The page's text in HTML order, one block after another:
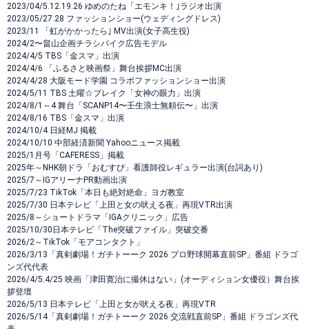
2023/04/5.12.19.26 ゆめのたね「エモンキ！｣ラジオ出演
2023/05/27.28 ファッションショー(ウェディングドレス)
2023/11 「虹がかかったら｣ MV出演(女子高生役)
2024/2〜畠山企画チラシバイク広告モデル
2024/4/5 TBS「金スマ」出演
2024/4/6 「ふるさと映画祭」舞台挨拶MC出演
2024/4/28 大阪モード学園 コラボファッションショー出演
2024/5/11 TBS 土曜☆ブレイク「女神の眼力」出演
2024/8/1～4 舞台「SCANP14〜壬生浪士無頼伝〜」出演
2024/8/16 TBS「金スマ」出演
2024/10/4 日経MJ 掲載
2024/10/10 中部経済新聞 Yahooニュース掲載
2025/1月号「CAFERESS」掲載
2025年～NHK朝ドラ「おむすび」看護師役レギュラー出演(台詞あり)
2025/7～IGアリーナPR動画出演
2025/7/23 TikTok「本日も絶対絶命」ヨガ教室
2025/7/30 日本テレビ「上田と女の吠える夜」再現VTR出演
2025/8～ショートドラマ「IGAクリニック」広告
2025/10/30日本テレビ「The突破ファイル」突破交番
2026/2～TikTok「モアコンタクト」
2026/3/13「真剣劇場！ガチトーーク 2026 プロ野球開幕直前SP」番組 ドラゴ
ンズ代代表
2026/4/5.4/25 映画「津田寛治に撮休はない」(オーディション女優役）舞台挨
拶登壇
2026/5/13 日本テレビ「上田と女が吠える夜」再現VTR
2026/5/14「真剣劇場！ガチトーーク 2026 交流戦直前SP」番組 ドラゴンズ代